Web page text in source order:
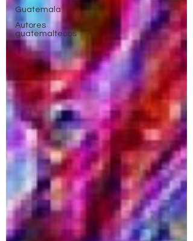
Guatemala
Autores
guatemaltecos